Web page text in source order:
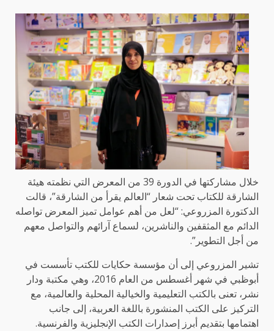
خلال مشاركتها في الدورة 39 من المعرض التي نظمته هيئة
الشارقة للكتاب تحت شعار “العالم يقرأ من الشارقة”، قالت
الدكتورة المزروعي: “لعل من أهم عوامل تميز المعرض تواصله
الدائم مع المثقفين والناشرين، لسماع آرائهم والتواصل معهم
من أجل التطوير”.
تشير المزروعي إلى أن مؤسسة حكايات للكتب تأسست في
أبوظبي في شهر أغسطس من العام 2016، وهي مكتبة ودار
نشر، تعنى بالكتب التعليمية والخيالية المحلية والعالمية، مع
التركيز على الكتب المنشورة باللغة العربية، إلى جانب
اهتمامها بتقديم أبرز إصدارات الكتب الإنجليزية والفرنسية.